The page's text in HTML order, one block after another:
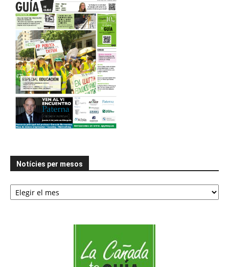
Notícies per mesos
Notícies
per